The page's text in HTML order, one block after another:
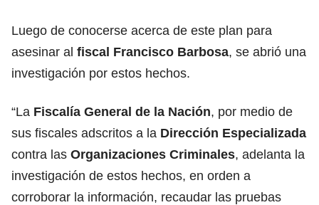
Luego de conocerse acerca de este plan para
asesinar al fiscal Francisco Barbosa, se abrió una
investigación por estos hechos.
“La Fiscalía General de la Nación, por medio de
sus fiscales adscritos a la Dirección Especializada
contra las Organizaciones Criminales, adelanta la
investigación de estos hechos, en orden a
corroborar la información, recaudar las pruebas